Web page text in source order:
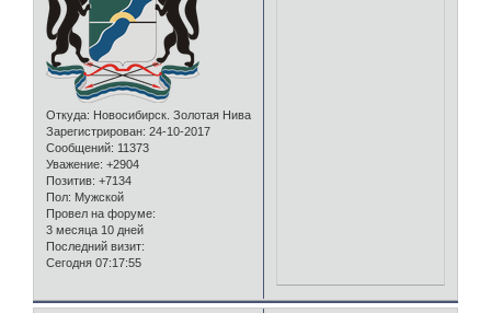
Откуда: Новосибирск. Золотая Нива
Зарегистрирован: 24-10-2017
Сообщений: 11373
Уважение: +2904
Позитив: +7134
Пол: Мужской
Провел на форуме:
3 месяца 10 дней
Последний визит:
Сегодня 07:17:55